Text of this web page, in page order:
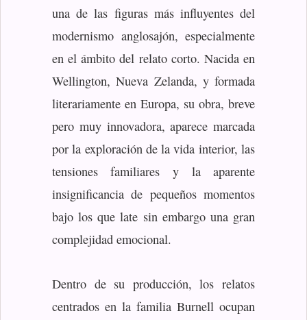
una de las figuras más influyentes del
modernismo anglosajón, especialmente
en el ámbito del relato corto. Nacida en
Wellington, Nueva Zelanda, y formada
literariamente en Europa, su obra, breve
pero muy innovadora, aparece marcada
por la exploración de la vida interior, las
tensiones familiares y la aparente
insignificancia de pequeños momentos
bajo los que late sin embargo una gran
complejidad emocional.
Dentro de su producción, los relatos
centrados en la familia Burnell ocupan